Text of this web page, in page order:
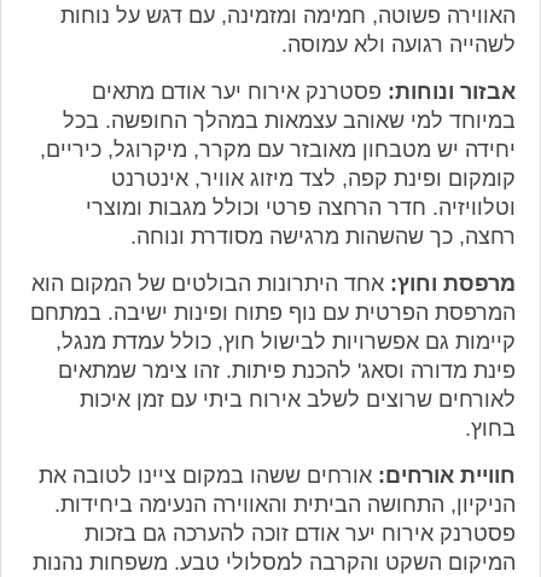
האווירה פשוטה, חמימה ומזמינה, עם דגש על נוחות
לשהייה רגועה ולא עמוסה.
אבזור ונוחות: פסטרנק אירוח יער אודם מתאים
במיוחד למי שאוהב עצמאות במהלך החופשה. בכל
יחידה יש מטבחון מאובזר עם מקרר, מיקרוגל, כיריים,
קומקום ופינת קפה, לצד מיזוג אוויר, אינטרנט
וטלוויזיה. חדר הרחצה פרטי וכולל מגבות ומוצרי
רחצה, כך שהשהות מרגישה מסודרת ונוחה.
מרפסת וחוץ: אחד היתרונות הבולטים של המקום הוא
המרפסת הפרטית עם נוף פתוח ופינות ישיבה. במתחם
קיימות גם אפשרויות לבישול חוץ, כולל עמדת מנגל,
פינת מדורה וסאג' להכנת פיתות. זהו צימר שמתאים
לאורחים שרוצים לשלב אירוח ביתי עם זמן איכות
בחוץ.
חוויית אורחים: אורחים ששהו במקום ציינו לטובה את
הניקיון, התחושה הביתית והאווירה הנעימה ביחידות.
פסטרנק אירוח יער אודם זוכה להערכה גם בזכות
המיקום השקט והקרבה למסלולי טבע. משפחות נהנות